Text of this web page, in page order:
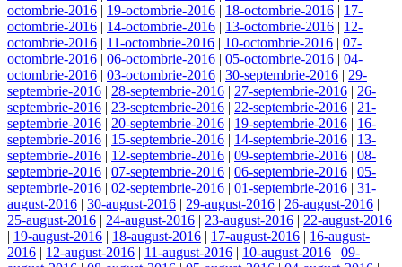
octombrie-2016 | 19-octombrie-2016 | 18-octombrie-2016 | 17-
octombrie-2016 | 14-octombrie-2016 | 13-octombrie-2016 | 12-
octombrie-2016 | 11-octombrie-2016 | 10-octombrie-2016 | 07-
octombrie-2016 | 06-octombrie-2016 | 05-octombrie-2016 | 04-
octombrie-2016 | 03-octombrie-2016 | 30-septembrie-2016 | 29-
septembrie-2016 | 28-septembrie-2016 | 27-septembrie-2016 | 26-
septembrie-2016 | 23-septembrie-2016 | 22-septembrie-2016 | 21-
septembrie-2016 | 20-septembrie-2016 | 19-septembrie-2016 | 16-
septembrie-2016 | 15-septembrie-2016 | 14-septembrie-2016 | 13-
septembrie-2016 | 12-septembrie-2016 | 09-septembrie-2016 | 08-
septembrie-2016 | 07-septembrie-2016 | 06-septembrie-2016 | 05-
septembrie-2016 | 02-septembrie-2016 | 01-septembrie-2016 | 31-
august-2016 | 30-august-2016 | 29-august-2016 | 26-august-2016 |
25-august-2016 | 24-august-2016 | 23-august-2016 | 22-august-2016
| 19-august-2016 | 18-august-2016 | 17-august-2016 | 16-august-
2016 | 12-august-2016 | 11-august-2016 | 10-august-2016 | 09-